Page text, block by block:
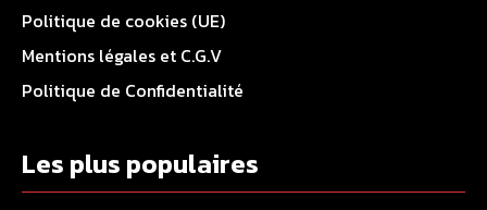
Politique de cookies (UE)
Mentions légales et C.G.V
Politique de Confidentialité
Les plus populaires